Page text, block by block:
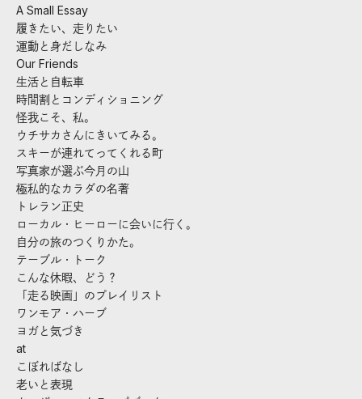
A Small Essay
履きたい、走りたい
運動と身だしなみ
Our Friends
生活と自転車
時間割とコンディショニング
怪我こそ、私。
ウチサカさんにきいてみる。
スキーが連れてってくれる町
写真家が選ぶ今月の山
極私的なカラダの名著
トレラン正史
ローカル・ヒーローに会いに行く。
自分の旅のつくりかた。
テーブル・トーク
こんな休暇、どう？
「走る映画」のプレイリスト
ワンモア・ハーブ
ヨガと気づき
at
こぼればなし
老いと表現